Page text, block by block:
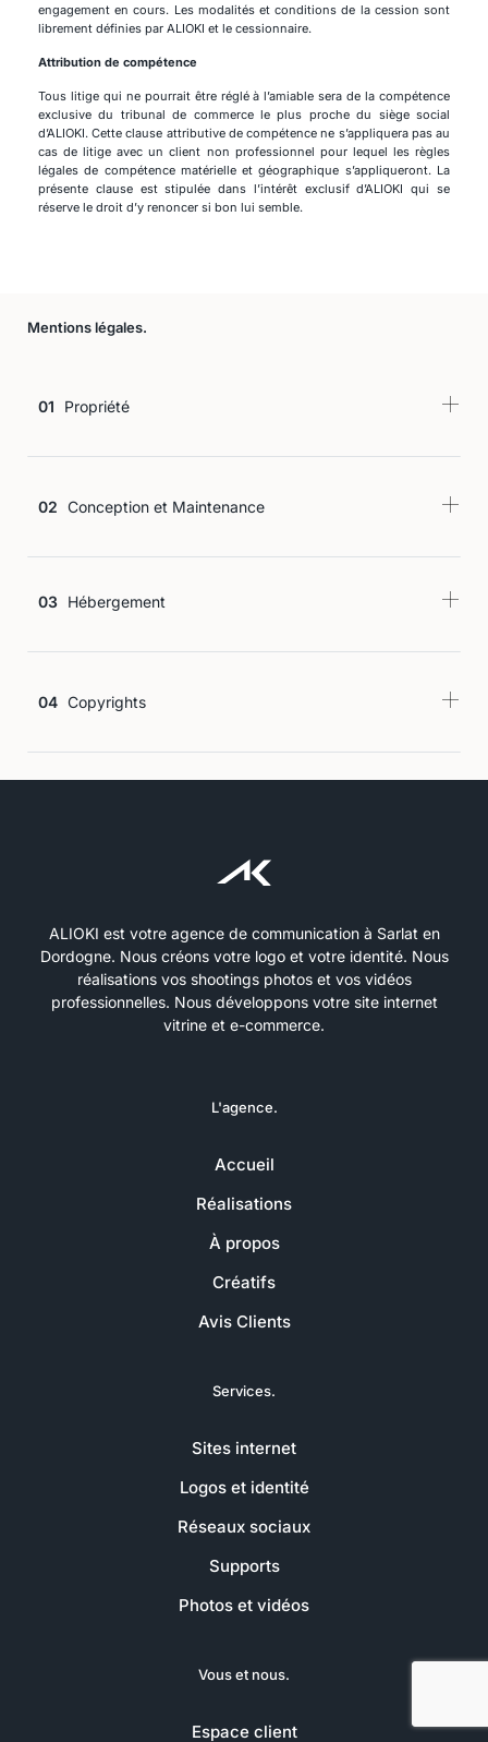
engagement en cours. Les modalités et conditions de la cession sont
librement définies par ALIOKI et le cessionnaire.
Attribution de compétence
Tous litige qui ne pourrait être réglé à l’amiable sera de la compétence
exclusive du tribunal de commerce le plus proche du siège social
d’ALIOKI. Cette clause attributive de compétence ne s’appliquera pas au
cas de litige avec un client non professionnel pour lequel les règles
légales de compétence matérielle et géographique s’appliqueront. La
présente clause est stipulée dans l’intérêt exclusif d’ALIOKI qui se
réserve le droit d’y renoncer si bon lui semble.
Mentions légales.
01 Propriété
02 Conception et Maintenance
03 Hébergement
04 Copyrights
ALIOKI est votre agence de communication à Sarlat en
Dordogne. Nous créons votre logo et votre identité. Nous
réalisations vos shootings photos et vos vidéos
professionnelles. Nous développons votre site internet
vitrine et e-commerce.
L'agence.
Accueil
Réalisations
À propos
Créatifs
Avis Clients
Services.
Sites internet
Logos et identité
Réseaux sociaux
Supports
Photos et vidéos
Vous et nous.
Espace client